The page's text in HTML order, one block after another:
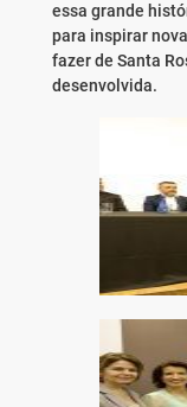
essa grande
para inspirar
fazer de Santa
desenvolvida.